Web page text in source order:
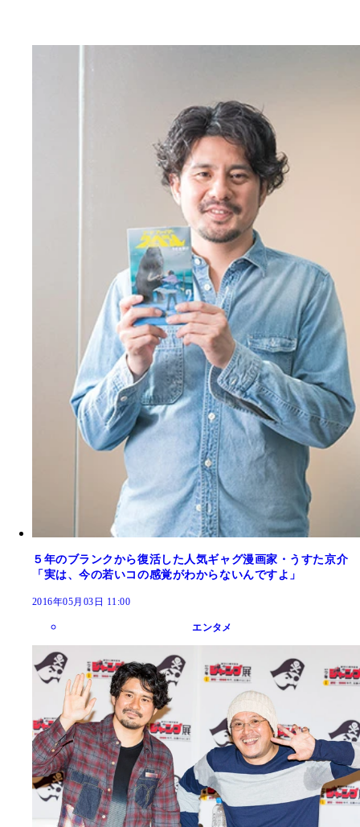
５年のブランクから復活した人気ギャグ漫画家・うすた京介
「実は、今の若いコの感覚がわからないんですよ」
2016年05月03日 11:00
エンタメ